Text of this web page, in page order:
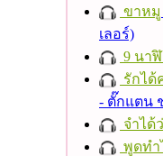
ขาหมู
เลอร์)
9 นา
รักได้
- ตั๊กแตน
จำได้
พูดทำ